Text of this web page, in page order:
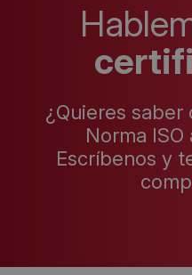
¿Quieres saber
Norma
Escríbenos y